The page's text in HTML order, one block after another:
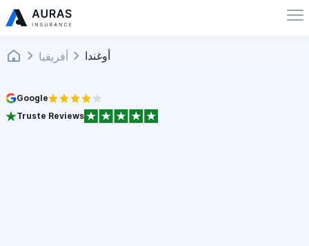
أفريقيا أوغندا
Google
Truste Reviews